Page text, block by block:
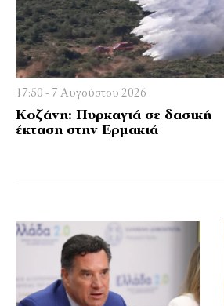
17:50 - 7 Αυγούστου 2026
Κοζάνη: Πυρκαγιά σε δασική
έκταση στην Ερμακιά